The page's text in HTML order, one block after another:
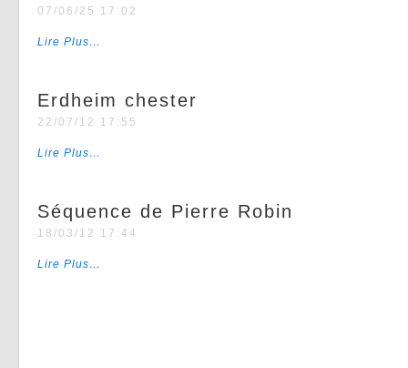
07/06/25 17:02
Lire Plus…
Erdheim chester
22/07/12 17:55
Lire Plus…
Séquence de Pierre Robin
18/03/12 17:44
Lire Plus…